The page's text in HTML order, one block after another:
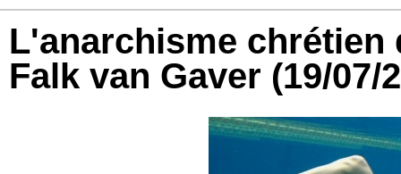
L'anarchisme chrétien
Falk van Gaver (19/07/